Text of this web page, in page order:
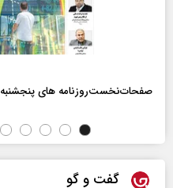
صفحات‌نخست‌روزنامه ها‌ی پنجشنبه‌۱۵ مردادماه
گفت و گو